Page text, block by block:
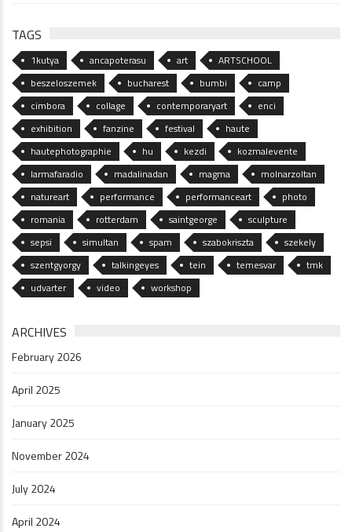
TAGS
1kutya ancapoterasu art
ARTSCHOOL
beszeloszemek
bucharest bumbi
camp
cimbora
collage contemporaryart
enci
exhibition
fanzine festival
haute
hautephotographie
hu kezdi
kozmalevente
larmafaradio
madalinadan magma
molnarzoltan
natureart
performance performanceart
photo
romania
rotterdam saintgeorge
sculpture
sepsi
simultan spam szabokriszta
szekely
szentgyorgy
talkingeyes tein temesvar
tmk
udvarter
video workshop
ARCHIVES
February 2026
April 2025
January 2025
November 2024
July 2024
April 2024